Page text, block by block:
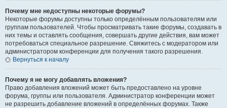
Почему мне недоступны некоторые форумы?
Некоторые форумы доступны только определённым пользователям или
группам пользователей. Чтобы просматривать такие форумы, создавать в
них темы и оставлять сообщения, совершать другие действия, вам может
потребоваться специальное разрешение. Свяжитесь с модератором или
администратором конференции для получения такого разрешения.
Вернуться к началу
Почему я не могу добавлять вложения?
Право добавления вложений может быть предоставлено на уровне
форума, группы или пользователя. Администратор конференции может
не разрешить добавление вложений в определённых форумах. Также